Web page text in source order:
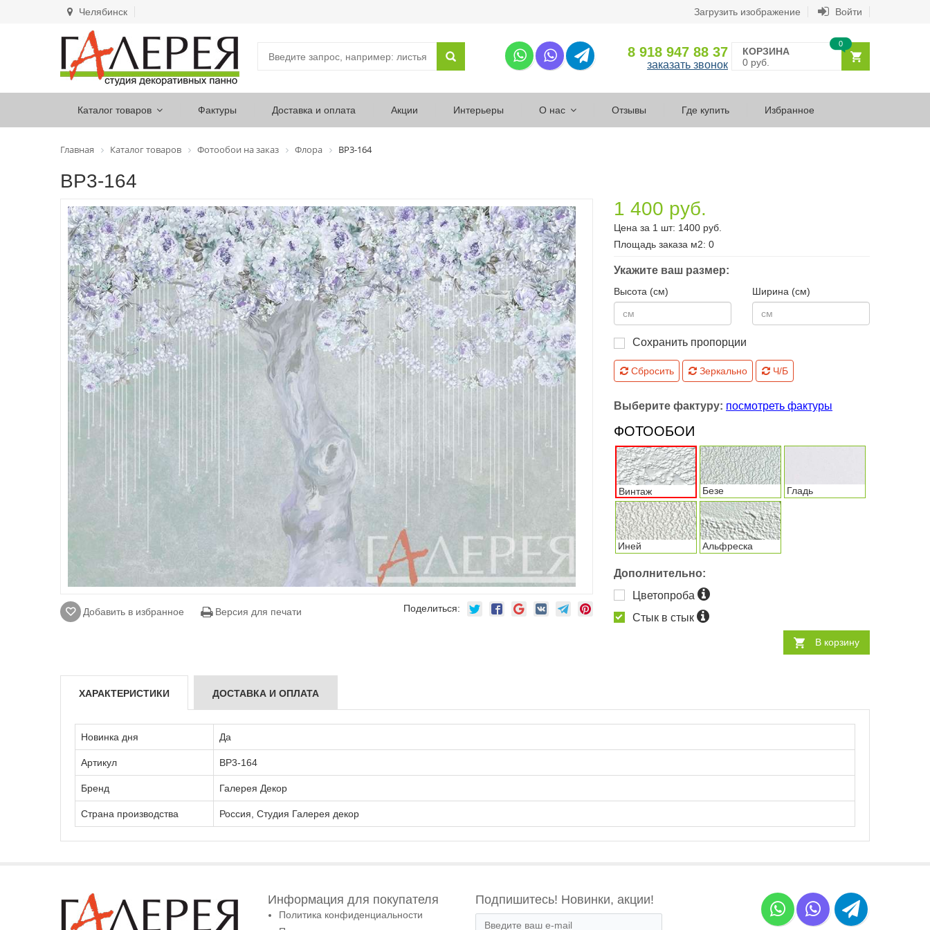
Челябинск Загрузить изображение Войти
8 918 947 88 37
заказать звонок
КОРЗИНА
0 руб.
0
Каталог товаров Фактуры Доставка и оплата Акции Интерьеры О нас Отзывы Где купить Избранное
Главная Каталог товаров Фотообои на заказ Флора ВР3-164
ВР3-164
Добавить в избранное Версия для печати Поделиться:
1 400 руб.
Цена за 1 шт: 1400 руб.
Площадь заказа м2: 0
Укажите ваш размер:
Высота (см) Ширина (см)
Сохранить пропорции
Сбросить Зеркально Ч/Б
Выберите фактуру: посмотреть фактуры
ФОТООБОИ
Винтаж Безе Гладь
Иней Альфреска
Дополнительно:
Цветопроба
Стык в стык
В корзину
ХАРАКТЕРИСТИКИ ДОСТАВКА И ОПЛАТА
Новинка дня Да
Артикул ВР3-164
Бренд Галерея Декор
Страна производства Россия, Студия Галерея декор
Информация для покупателя
Политика конфиденциальности
Подпишитесь! Новинки, акции!